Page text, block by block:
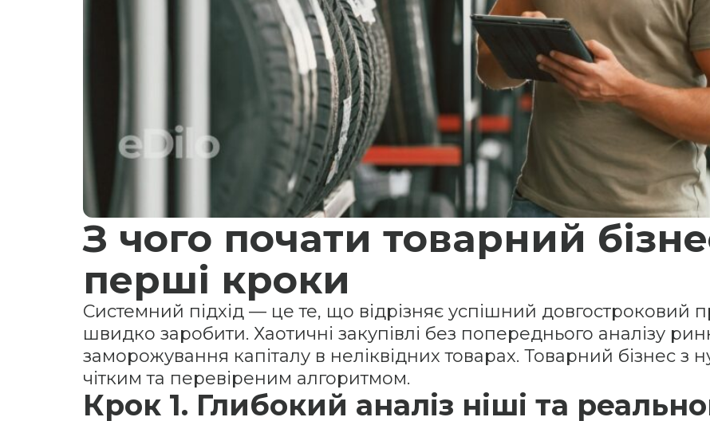
З чого почати товарний
перші кроки
Системний підхід — це те, що відрізняє успішний довгостроковий
швидко заробити. Хаотичні закупівлі без попереднього аналізу
заморожування капіталу в неліквідних товарах. Товарний бізнес з
чітким та перевіреним алгоритмом.
Крок 1. Глибокий аналіз ніші та